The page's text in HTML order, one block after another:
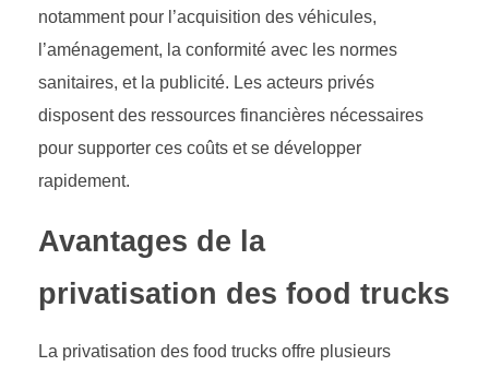
notamment pour l’acquisition des véhicules,
l’aménagement, la conformité avec les normes
sanitaires, et la publicité. Les acteurs privés
disposent des ressources financières nécessaires
pour supporter ces coûts et se développer
rapidement.
Avantages de la
privatisation des food trucks
La privatisation des food trucks offre plusieurs